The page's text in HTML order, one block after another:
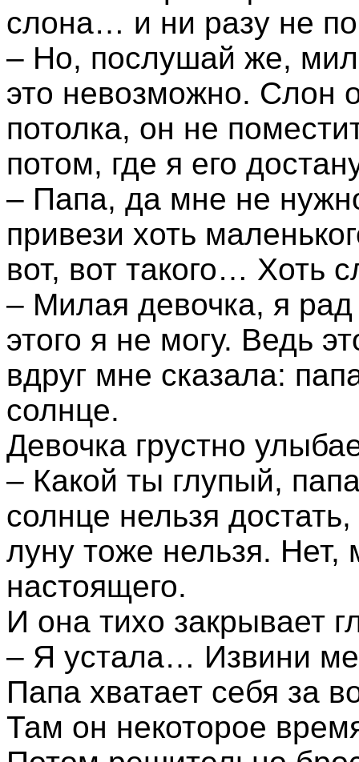
слона… и ни разу не
– Но, послушай же,
это невозможно. Слон
потолка, он не
потом, где я его
– Папа, да мне не
привези хоть
вот, вот такого… Хоть
– Милая девочка, я
этого я не могу. Ведь
вдруг мне сказала:
солнце.
Девочка грустно
– Какой ты глупый,
солнце нельзя
луну тоже нельзя.
настоящего.
И она тихо закрывает
– Я устала… Извини
Папа хватает себя за
Там он некоторое